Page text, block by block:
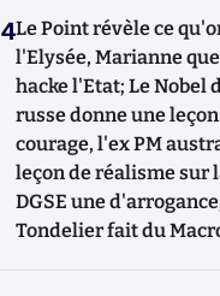
4Le Point révèle ce
l'Elysée, Marianne
hacke l'Etat; Le Nobel
russe donne une
courage, l'ex PM
leçon de réalisme sur
DGSE une
Tondelier fait du